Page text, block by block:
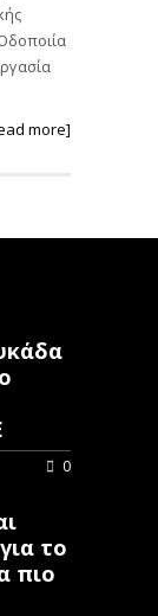
more]
0
το
πιο